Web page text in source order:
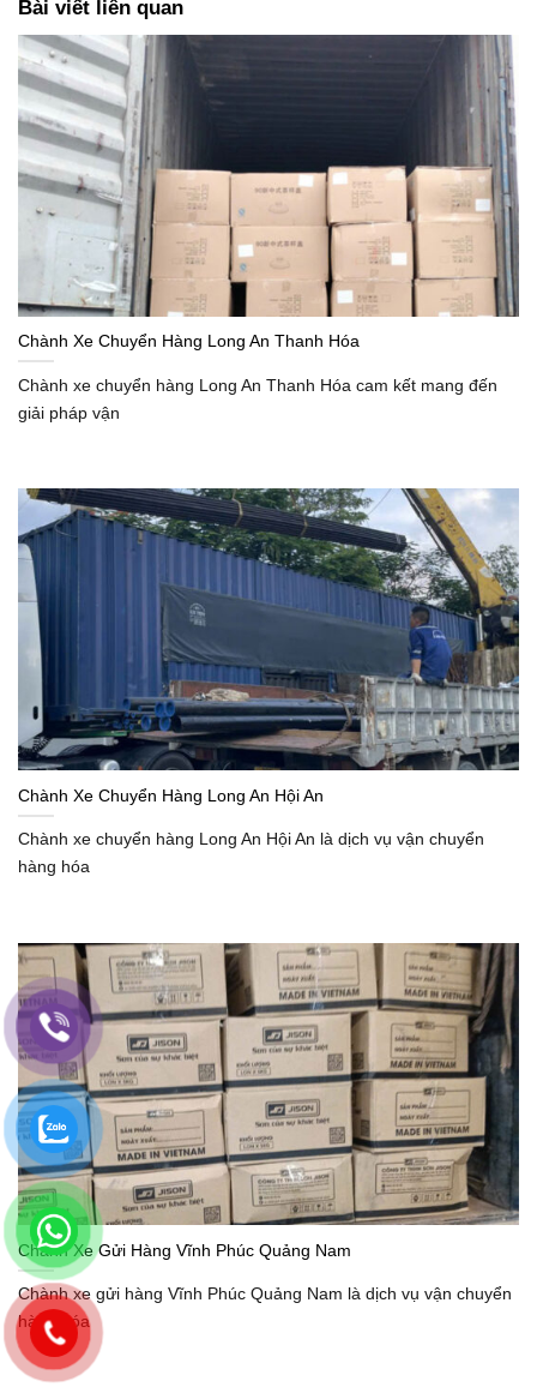
Bài viết liên quan
Chành Xe Chuyển Hàng Long An Thanh Hóa
Chành xe chuyển hàng Long An Thanh Hóa cam kết mang đến
giải pháp vận
Chành Xe Chuyển Hàng Long An Hội An
Chành xe chuyển hàng Long An Hội An là dịch vụ vận chuyển
hàng hóa
Chành Xe Gửi Hàng Vĩnh Phúc Quảng Nam
Chành xe gửi hàng Vĩnh Phúc Quảng Nam là dịch vụ vận chuyển
hàng hóa